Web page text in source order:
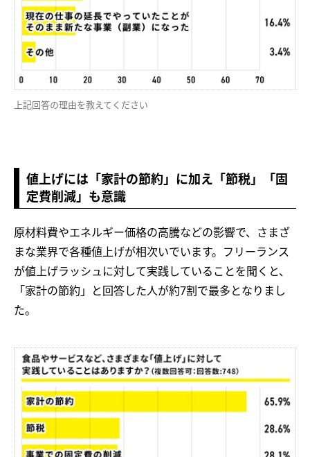
上記回答の理由を教えてください
値上げには「家計の節約」に加え「節税」「固
定費削減」も意識
原材料費やエネルギー価格の高騰などの影響で、さまざ
まな業界で各種値上げが相次いでいます。フリーランス
が値上げラッシュに対して実践していることを聞くと、
「家計の節約」と回答した人が約7割で最多となりまし
た。